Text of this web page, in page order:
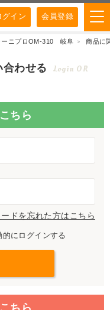
グイン 会員登録
ーニプロOM-310 岐阜 商品に
合わせる
Login OR
ちら
ドを忘れた方はこちら
にログインする
ちら